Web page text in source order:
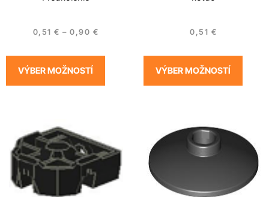
0,51€ – 0,90 €
VÝBER MOŽNOSTÍ
0,51 €
VÝBER MOŽNOSTÍ